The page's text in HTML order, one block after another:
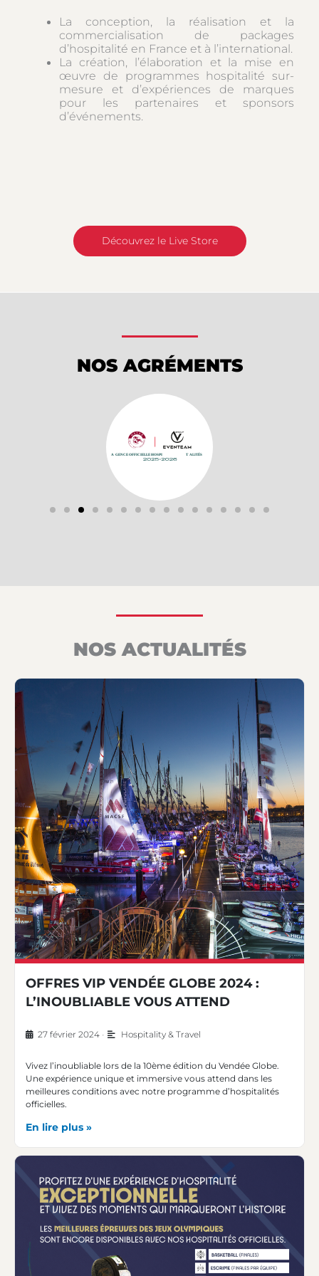
La conception, la réalisation et la
commercialisation de packages
d’hospitalité en France et à l’international.
La création, l’élaboration et la mise en
œuvre de programmes hospitalité sur-
mesure et d’expériences de marques
pour les partenaires et sponsors
d’événements.
Découvrez le Live Store
NOS AGRÉMENTS
NOS ACTUALITÉS
OFFRES VIP VENDÉE GLOBE 2024 :
L’INOUBLIABLE VOUS ATTEND
27 février 2024 • Hospitality & Travel
Vivez l’inoubliable lors de la 10ème édition du Vendée Globe.
Une expérience unique et immersive vous attend dans les
meilleures conditions avec notre programme d’hospitalités
officielles.
En lire plus »